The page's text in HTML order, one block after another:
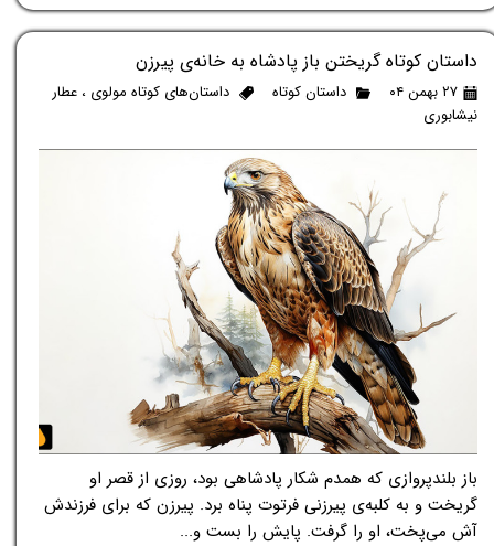
داستان کوتاه گریختن باز پادشاه به خانه‌ی پیرزن
۲۷ بهمن ۰۴ داستان کوتاه داستان‌های کوتاه مولوی ، عطار
نیشابوری
باز بلندپروازی که همدم شکار پادشاهی بود، روزی از قصر او
گریخت و به کلبه‌ی پیرزنی فرتوت پناه برد. پیرزن که برای فرزندش
آش می‌پخت، او را گرفت. پایش را بست و...